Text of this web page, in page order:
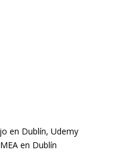
en Dublín, Udemy
en Dublín